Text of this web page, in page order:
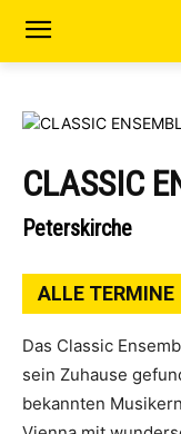
CLASSIC
Peterskirche
ALLE TERMINE
Das Classic
sein Zuhause
bekannten